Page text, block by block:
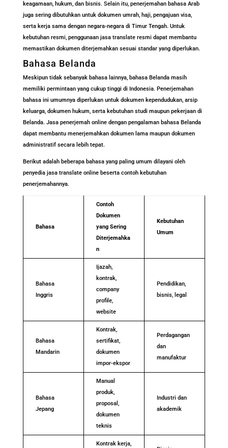
keagamaan, hukum, dan bisnis. Selain itu, penerjemahan bahasa Arab
juga sering dibutuhkan untuk dokumen umrah, haji, pengajuan visa,
serta kerja sama dengan negara-negara di Timur Tengah. Untuk
kebutuhan resmi, penggunaan jasa translate resmi dapat membantu
memastikan dokumen diterjemahkan sesuai standar yang diperlukan.
Bahasa Belanda
Meskipun tidak sebanyak bahasa lainnya, bahasa Belanda masih
memiliki permintaan yang cukup tinggi di Indonesia. Penerjemahan
bahasa ini umumnya diperlukan untuk dokumen kependudukan, arsip
keluarga, dokumen hukum, serta kebutuhan studi maupun pekerjaan di
Belanda. Jasa penerjemah online dengan pengalaman bahasa Belanda
dapat membantu menerjemahkan dokumen lama maupun dokumen
administratif secara lebih tepat.
Berikut adalah beberapa bahasa yang paling umum dilayani oleh
penyedia jasa translate online beserta contoh kebutuhan
penerjemahannya.
Bahasa
Contoh
Dokumen
yang Sering
Diterjemahka
n
Kebutuhan
Umum
Bahasa
Inggris
Ijazah,
kontrak,
company
profile,
website
Pendidikan,
bisnis, legal
Bahasa
Mandarin
Kontrak,
sertifikat,
dokumen
impor-ekspor
Perdagangan
dan
manufaktur
Bahasa
Jepang
Manual
produk,
proposal,
dokumen
teknis
Industri dan
akademik
Kontrak kerja,